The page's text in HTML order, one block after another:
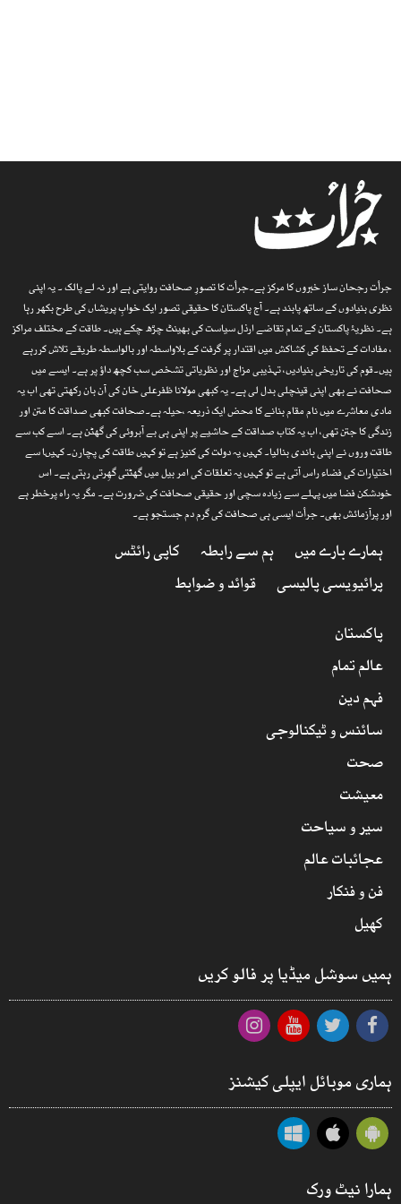
جرأت رجحان ساز خبروں کا مرکز ہے۔جرأت کا تصورِ صحافت روایتی ہے اور نہ لے پالک ۔ یہ اپنی
نظری بنیادوں کے ساتھ پابند ہے۔ آج پاکستان کا حقیقی تصور ایک خوابِ پریشاں کی طرح بکھر رہا
ہے۔ نظریۂ پاکستان کے تمام تقاضے ارذل سیاست کی بھینٹ چڑھ چکے ہیں۔ طاقت کے مختلف مراکز
، مفادات کے تحفظ کی کشاکش میں اقتدار پر گرفت کے بلاواسطہ اور بالواسطہ طریقے تلاش کررہے
ہیں۔قوم کی تاریخی بنیادیں، تہذیبی مزاج اور نظریاتی تشخص سب کچھ داؤ پر ہے۔ ایسے میں
صحافت نے بھی اپنی قینچلی بدل لی ہے۔ یہ کبھی مولانا ظفرعلی خان کی آن بان رکھتی تھی اب یہ
مادی معاشرے میں نام مقام بنانے کا محض ایک ذریعہ ،حیلہ ہے۔صحافت کبھی صداقت کا متن اور
زندگی کا جتن تھی، اب یہ کتاب صداقت کے حاشیے پر اپنی ہی بے آبروئی کی گھٹن ہے۔ اسے کب سے
طاقت وروں نے اپنی باندی بنالیا۔ کہیں یہ دولت کی کنیز ہے تو کہیں طاقت کی پچارن۔ کہیںا سے
اختیارات کی فضاء راس آتی ہے تو کہیں یہ تعلقات کی امر بیل میں گھٹتی گھِرتی رہتی ہے۔ اس
خودشکن فضا میں پہلے سے زیادہ سچی اور حقیقی صحافت کی ضرورت ہے۔ مگر یہ راہ پرخطر ہے
اور پرآزمائش بھی۔ جرأت ایسی ہی صحافت کی گرم دم جستجو ہے۔
ہمارے بارے میں ہم سے رابطہ
کاپی رائٹس
پرائیویسی پالیسی
قوائد و ضوابط
پاکستان
عالم تمام
فہم دین
سائنس و ٹیکنالوجی
صحت
معیشت
سیر و سیاحت
عجائبات عالم
فن و فنکار
کھیل
ہمیں سوشل میڈیا پر فالو کریں
ہماری موبائل ایپلی کیشنز
ہمارا نیٹ ورک